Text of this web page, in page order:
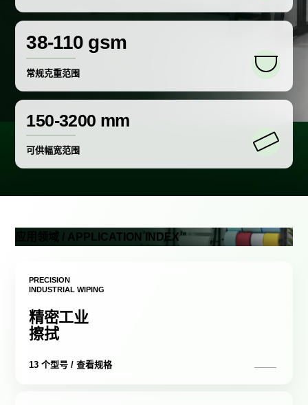
38-110 gsm
常规克重范围
150-3200 mm
可供幅宽范围
应用领域 / APPLICATION INDEX
PRECISION
INDUSTRIAL WIPING
精密工业
擦拭
13 个型号 / 查看规格